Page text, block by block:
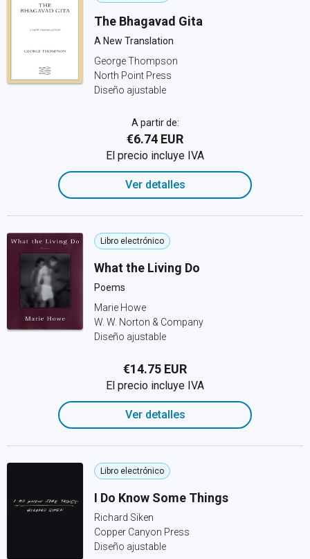
The Bhagavad Gita
A New Translation
George Thompson
North Point Press
Diseño ajustable
A partir de:
€6.74 EUR
El precio incluye IVA
Ver detalles
Libro electrónico
What the Living Do
Poems
Marie Howe
W. W. Norton & Company
Diseño ajustable
€14.75 EUR
El precio incluye IVA
Ver detalles
Libro electrónico
I Do Know Some Things
Richard Siken
Copper Canyon Press
Diseño ajustable